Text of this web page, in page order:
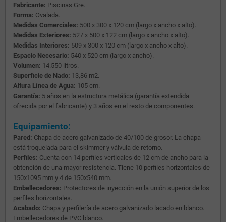
Fabricante: Piscinas Gre.
Forma: Ovalada.
Medidas Comerciales: 500 x 300 x 120 cm (largo x ancho x alto).
Medidas Exteriores: 527 x 500 x 122 cm (largo x ancho x alto).
Medidas Interiores: 509 x 300 x 120 cm (largo x ancho x alto).
Espacio Necesario: 540 x 520 cm (largo x ancho).
Volumen: 14.550 litros.
Superficie de Nado: 13,86 m2.
Altura Línea de Agua: 105 cm.
Garantía: 5 años en la estructura metálica (garantía extendida
ofrecida por el fabricante) y 3 años en el resto de componentes.
Equipamiento:
Pared: Chapa de acero galvanizado de 40/100 de grosor. La chapa
está troquelada para el skimmer y válvula de retorno.
Perfiles: Cuenta con 14 perfiles verticales de 12 cm de ancho para la
obtención de una mayor resistencia. Tiene 10 perfiles horizontales de
150x1095 mm y 4 de 150x540 mm.
Embellecedores: Protectores de inyección en la unión superior de los
perfiles horizontales.
Acabado: Chapa y perfilería de acero galvanizado lacado en blanco.
Embellecedores de PVC blanco.